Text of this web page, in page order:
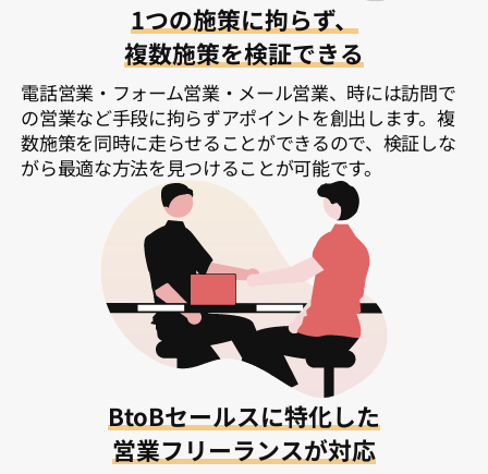
1つの施策に拘らず、
複数施策を検証できる
電話営業・フォーム営業・メール営業、時には訪問で
の営業など手段に拘らずアポイントを創出します。複
数施策を同時に走らせることができるので、検証しな
がら最適な方法を見つけることが可能です。
BtoBセールスに特化した
営業フリーランスが対応